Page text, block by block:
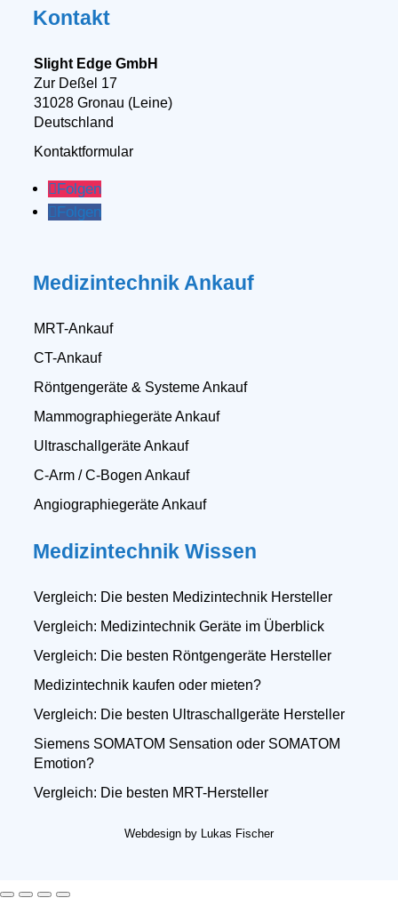
Kontakt
Slight Edge GmbH
Zur Deßel 17
31028 Gronau (Leine)
Deutschland
Kontaktformular
Folgen
Folgen
Medizintechnik Ankauf
MRT-Ankauf
CT-Ankauf
Röntgengeräte & Systeme Ankauf
Mammographiegeräte Ankauf
Ultraschallgeräte Ankauf
C-Arm / C-Bogen Ankauf
Angiographiegeräte Ankauf
Medizintechnik Wissen
Vergleich: Die besten Medizintechnik Hersteller
Vergleich: Medizintechnik Geräte im Überblick
Vergleich: Die besten Röntgengeräte Hersteller
Medizintechnik kaufen oder mieten?
Vergleich: Die besten Ultraschallgeräte Hersteller
Siemens SOMATOM Sensation oder SOMATOM
Emotion?
Vergleich: Die besten MRT-Hersteller
Webdesign by Lukas Fischer